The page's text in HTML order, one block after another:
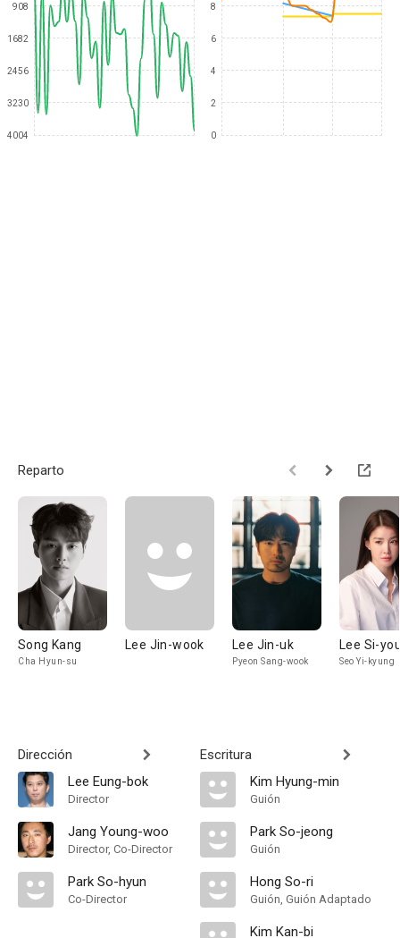
908
1682
2456
3230
4004
8
6
4
2
0
Reparto
Song Kang
Cha Hyun-su
Lee Jin-wook Lee Jin-uk
Pyeon Sang-wook
Lee Si-
Seo Yi-kyung
Dirección
Lee Eung-bok
Director
Jang Young-woo
Director, Co-Director
Park So-hyun
Co-Director
Escritura
Kim Hyung-min
Guión
Park So-jeong
Guión
Hong So-ri
Guión, Guión Adaptado
Kim Kan-bi